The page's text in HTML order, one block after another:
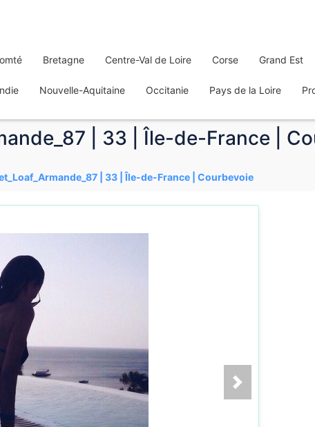
Bretagne Centre-Val de Loire Corse Grand Est
Nouvelle-Aquitaine Occitanie Pays de la Loire
| 33 | Île-de-France |
| 33 | Île-de-France | Courbevoie